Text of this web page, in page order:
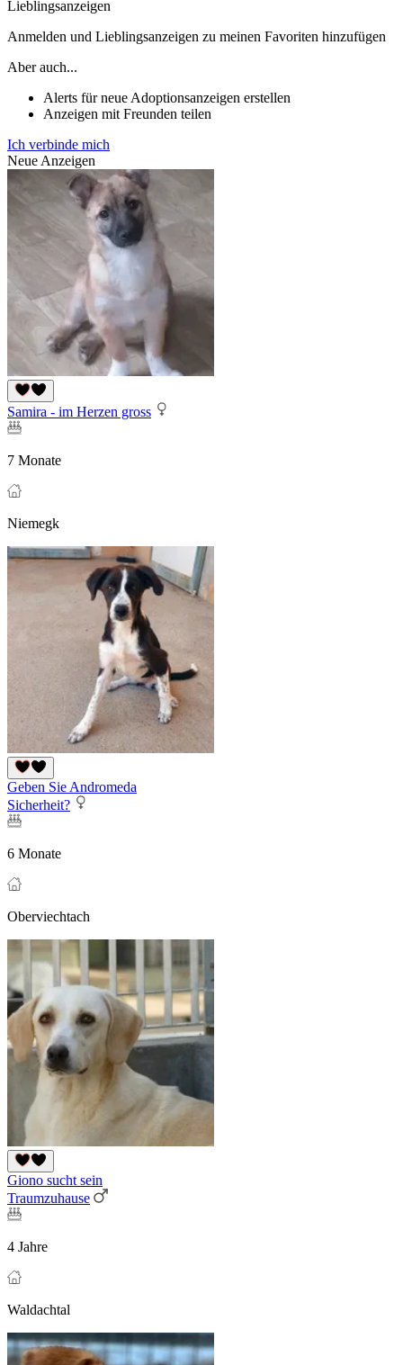
Lieblingsanzeigen
Anmelden und Lieblingsanzeigen zu meinen Favoriten hinzufügen
Aber auch...
Alerts für neue Adoptionsanzeigen erstellen
Anzeigen mit Freunden teilen
Ich verbinde mich
Neue Anzeigen
Samira - im Herzen gross
7 Monate
Niemegk
Geben Sie Andromeda
Sicherheit?
6 Monate
Oberviechtach
Giono sucht sein
Traumzuhause
4 Jahre
Waldachtal